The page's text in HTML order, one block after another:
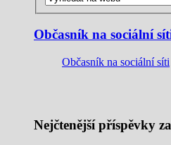
Občasník na sociální
Občasník na sociální síti
Nejčtenější příspěvky